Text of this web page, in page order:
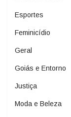
Esportes
Feminicídio
Geral
Goiás e Entorno
Justiça
Moda e Beleza